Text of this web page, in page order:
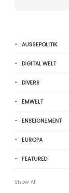
AUSSEPOLITIK
DIGITAL WELT
DIVERS
ËMWELT
ENSEIGNEMENT
EUROPA
FEATURED
Show All